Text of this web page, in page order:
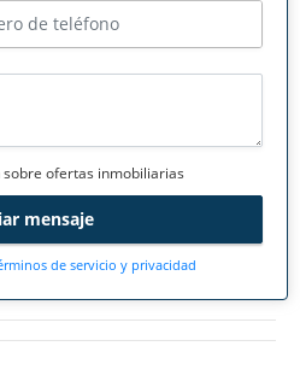
ofertas inmobiliarias
mensaje
de servicio y privacidad